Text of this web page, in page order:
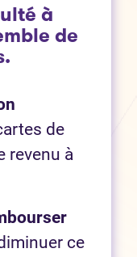
à
de
de
revenu à
ce